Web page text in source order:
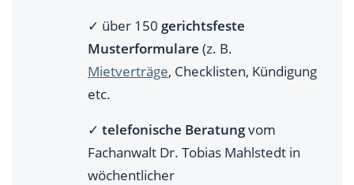
✓ über 150 gerichtsfeste
Musterformulare (z. B.
Mietverträge, Checklisten, Kündigung
etc.
✓ telefonische Beratungvom
Fachanwalt Dr. Tobias Mahlstedt in
wöchentlicher